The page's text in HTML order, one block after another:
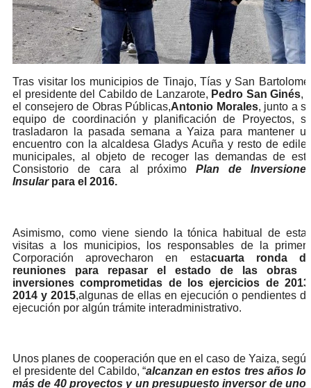
Tras visitar los municipios de Tinajo, Tías y San
el presidente del Cabildo de Lanzarote, Pedro San Ginés,
el consejero de Obras Públicas,Antonio Morales, junto a
equipo de coordinación y planificación de Proyectos,
trasladaron la pasada semana a Yaiza para mantener
encuentro con la alcaldesa Gladys Acuña y resto de
municipales, al objeto de recoger las demandas de
Consistorio de cara al próximoPlan de
Insular para el 2016.
Asimismo, como viene siendo la tónica habitual de
visitas a los municipios, los responsables de la
Corporación aprovecharon en estacuarta ronda
reuniones para repasar el estado de las obras
inversiones comprometidas de los ejercicios de
2014 y 2015,algunas de ellas en ejecución o pendientes
ejecución por algún trámite interadministrativo.
Unos planes de cooperación que en el caso de Yaiza,
el presidente del Cabildo, “alcanzan en estos tres años
más de 40 proyectos y un presupuesto inversor de